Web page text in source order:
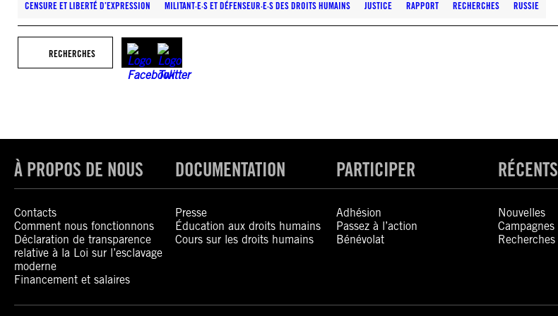
CENSURE ET LIBERTÉ D’EXPRESSION MILITANT·E·S ET DÉFENSEUR·E·S DES DROITS HUMAINS JUSTICE RAPPORT RECHERCHES RUSSIE
RECHERCHES
À PROPOS DE NOUS
Contacts
Comment nous fonctionnons
Déclaration de transparence
relative à la Loi sur l’esclavage
moderne
Financement et salaires
DOCUMENTATION
Presse
Éducation aux droits humains
Cours sur les droits humains
PARTICIPER
Adhésion
Passez à l’action
Bénévolat
RÉCENTS
Nouvelles
Campagnes
Recherches